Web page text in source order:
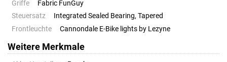
Griffe
Fabric FunGuy
Steuersatz
Integrated Sealed Bearing, Tapered
Frontleuchte
Cannondale E-Bike lights by Lezyne
Weitere Merkmale